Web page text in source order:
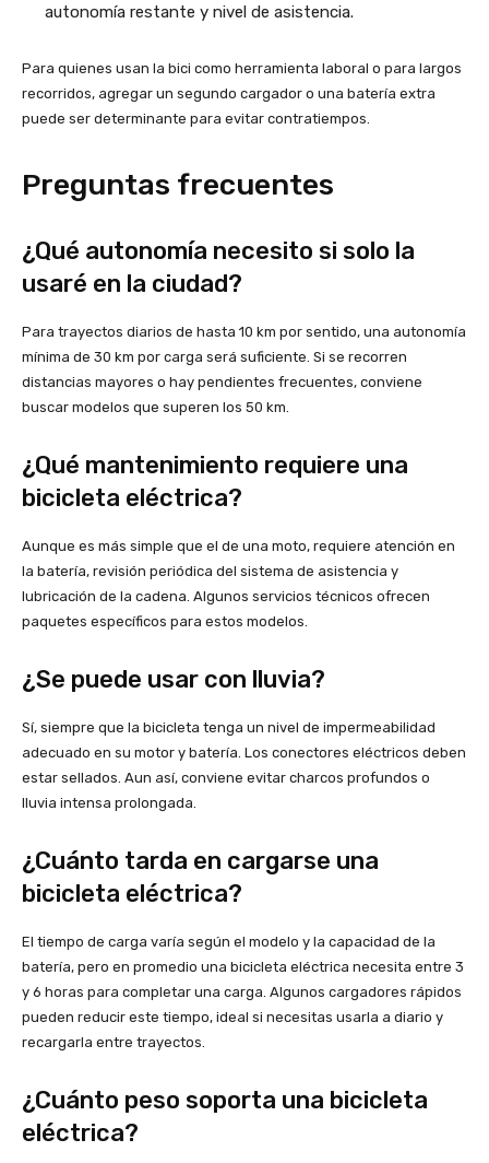
autonomía restante y nivel de asistencia.
Para quienes usan la bici como herramienta laboral o para largos
recorridos, agregar un segundo cargador o una batería extra
puede ser determinante para evitar contratiempos.
Preguntas frecuentes
¿Qué autonomía necesito si solo la
usaré en la ciudad?
Para trayectos diarios de hasta 10 km por sentido, una autonomía
mínima de 30 km por carga será suficiente. Si se recorren
distancias mayores o hay pendientes frecuentes, conviene
buscar modelos que superen los 50 km.
¿Qué mantenimiento requiere una
bicicleta eléctrica?
Aunque es más simple que el de una moto, requiere atención en
la batería, revisión periódica del sistema de asistencia y
lubricación de la cadena. Algunos servicios técnicos ofrecen
paquetes específicos para estos modelos.
¿Se puede usar con lluvia?
Sí, siempre que la bicicleta tenga un nivel de impermeabilidad
adecuado en su motor y batería. Los conectores eléctricos deben
estar sellados. Aun así, conviene evitar charcos profundos o
lluvia intensa prolongada.
¿Cuánto tarda en cargarse una
bicicleta eléctrica?
El tiempo de carga varía según el modelo y la capacidad de la
batería, pero en promedio una bicicleta eléctrica necesita entre 3
y 6 horas para completar una carga. Algunos cargadores rápidos
pueden reducir este tiempo, ideal si necesitas usarla a diario y
recargarla entre trayectos.
¿Cuánto peso soporta una bicicleta
eléctrica?